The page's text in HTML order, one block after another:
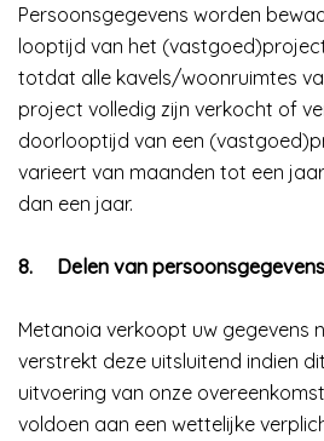
Persoonsgegevens worden
looptijd van het
totdat alle kavels/woonruimtes
project volledig zijn verkocht of
doorlooptijd van een
varieert van maanden tot een
dan een jaar.
8. Delen van
Metanoia verkoopt uw gegevens
verstrekt deze uitsluitend indien
uitvoering van onze
voldoen aan een wettelijke